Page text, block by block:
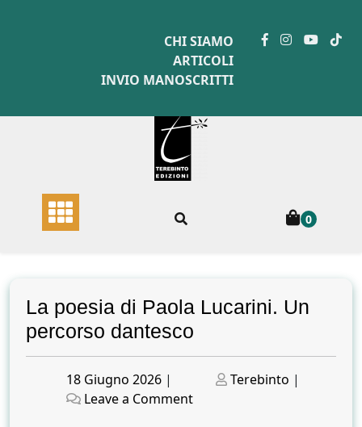
CHI SIAMO
ARTICOLI
INVIO MANOSCRITTI
0
La poesia di Paola Lucarini. Un
percorso dantesco
Posted
on
18 Giugno 2026 |
Posted
Terebinto |
Leave a Commenton